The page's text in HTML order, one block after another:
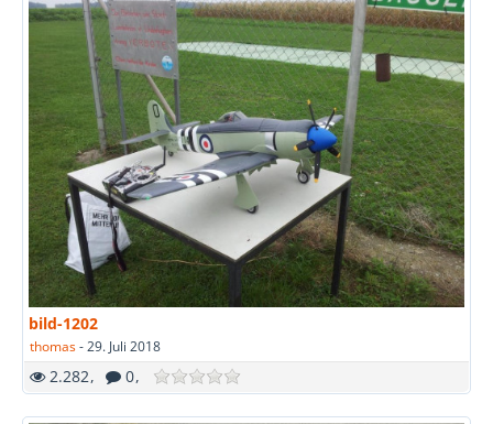
bild-1202
thomas-29. Juli 2018
2.282 0